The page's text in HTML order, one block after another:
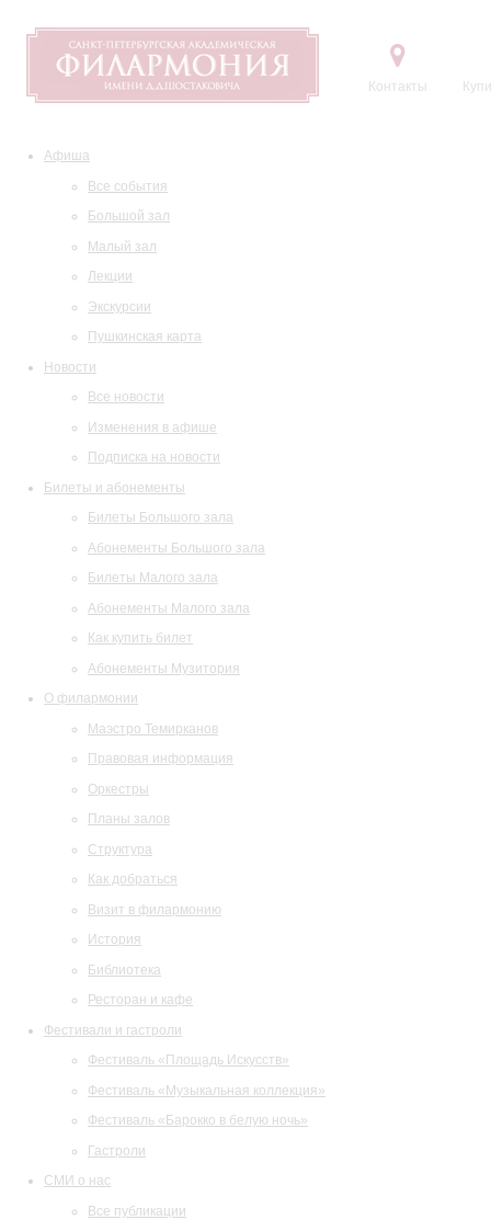
Контакты
Афиша
Все события
Большой зал
Малый зал
Лекции
Экскурсии
Пушкинская карта
Новости
Все новости
Изменения в афише
Подписка на новости
Билеты и абонементы
Билеты Большого зала
Абонементы Большого зала
Билеты Малого зала
Абонементы Малого зала
Как купить билет
Абонементы Музитория
О филармонии
Маэстро Темирканов
Правовая информация
Оркестры
Планы залов
Структура
Как добраться
Визит в филармонию
История
Библиотека
Ресторан и кафе
Фестивали и гастроли
Фестиваль «Площадь Искусств»
Фестиваль «Музыкальная коллекция»
Фестиваль «Барокко в белую ночь»
Гастроли
СМИ о нас
Все публикации